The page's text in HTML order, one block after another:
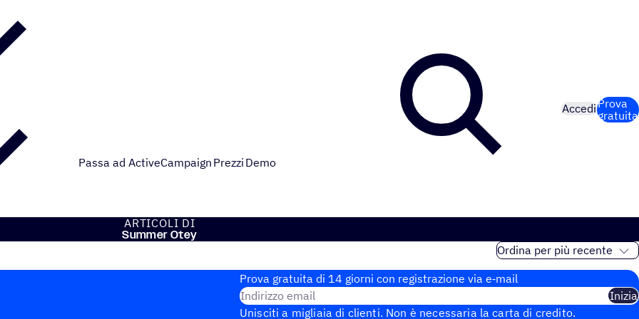
Passa ad ActiveCampaign Prezzi Demo
AccediProva
gratuita
ARTI­COLI DI
Summer Otey
Prova gratuita di 14 giorni con regi­stra­zione via e‑mail
Indirizzo email
Inizia
Unisciti a migliaia di clienti. Non è necessaria la carta di credito.